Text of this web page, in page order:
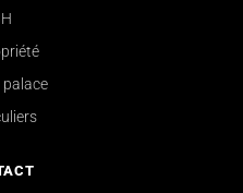
palace